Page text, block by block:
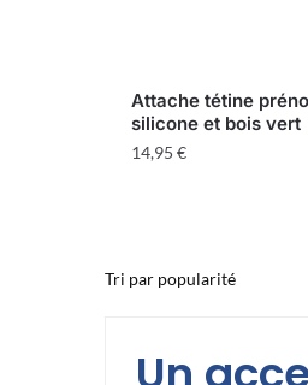
Attache tétine
silicone et bois vert
14,95 €